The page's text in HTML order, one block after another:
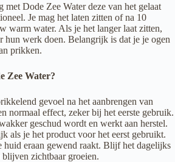
met Dode Zee Water deze van het gelaat
Je mag het laten zitten of na 10
warm water. Als je het langer laat zitten,
hun werk doen. Belangrijk is dat je je ogen
prikken.
Zee Water?
gevoel na het aanbrengen van
normaal effect, zeker bij het eerste gebruik.
geschud wordt en werkt aan herstel.
als je het product voor het eerst gebruikt.
huid eraan gewend raakt. Blijf het dagelijks
zichtbaar groeien.